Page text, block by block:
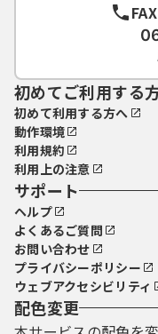
初めてご利用する
初めて利用する方へ
動作環境
利用規約
利用上の注意
サポート
ヘルプ
よくあるご質問
お問い合わせ
プライバシーポリシー
ウェブアクセシビリティ
配色変更